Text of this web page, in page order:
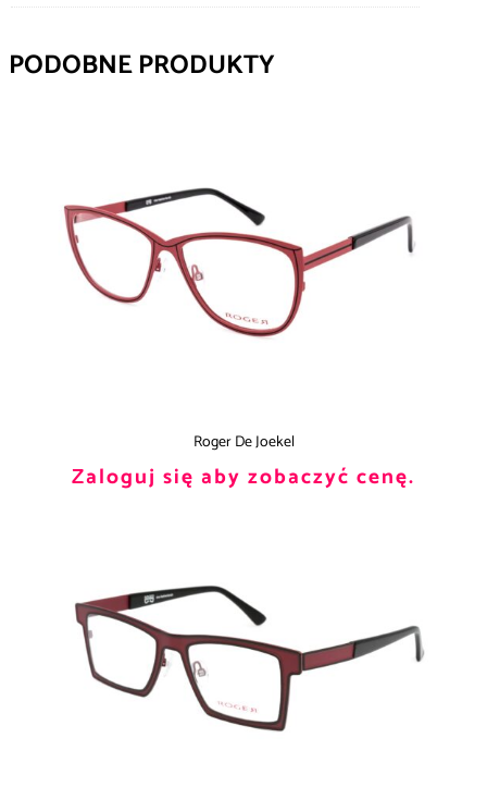
PODOBNE PRODUKTY
Roger De Joekel
Zaloguj się aby zobaczyć cenę.